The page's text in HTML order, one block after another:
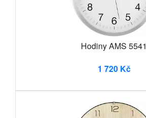
Hodiny AMS 5541
1 720 Kč